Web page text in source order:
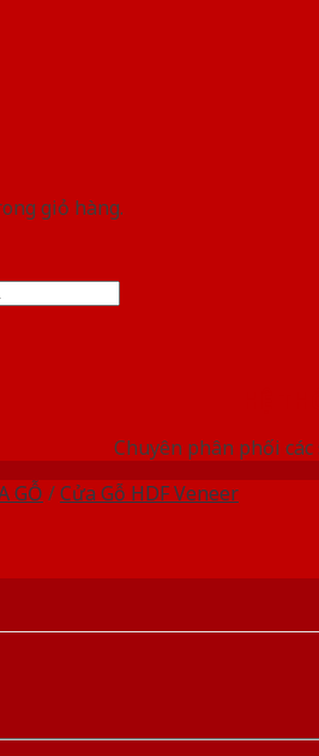
giỏ hàng.
Chuyên phân phối
GỖ /Cửa Gỗ HDF Veneer